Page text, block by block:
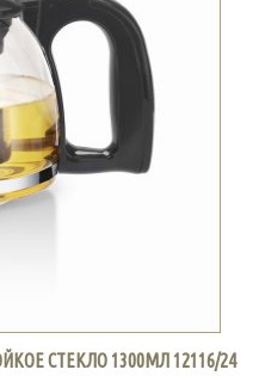
СТЕКЛО 1300МЛ 12116/24